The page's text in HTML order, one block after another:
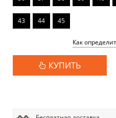
43 44 45
Как
КУПИТЬ